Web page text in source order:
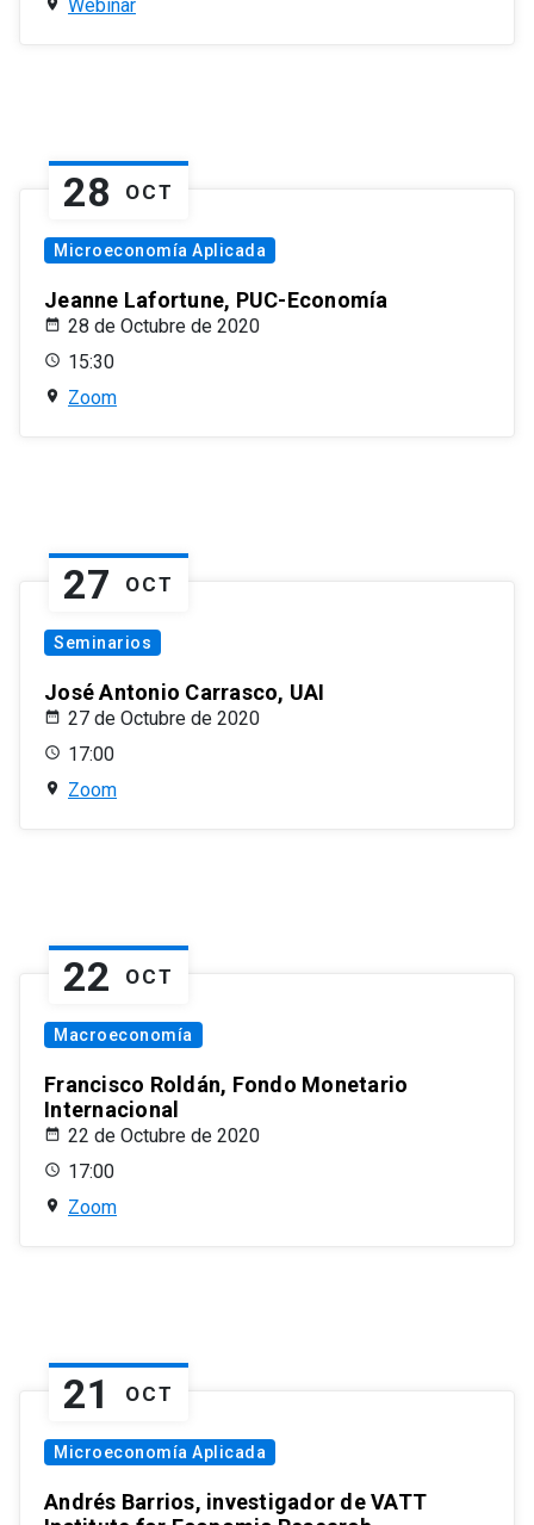
Webinar
28 OCT
Microeconomía Aplicada
Jeanne Lafortune, PUC-Economía
28 de Octubre de 2020
15:30
Zoom
27 OCT
Seminarios
José Antonio Carrasco, UAI
27 de Octubre de 2020
17:00
Zoom
22 OCT
Macroeconomía
Francisco Roldán, Fondo Monetario
Internacional
22 de Octubre de 2020
17:00
Zoom
21 OCT
Microeconomía Aplicada
Andrés Barrios, investigador de VATT